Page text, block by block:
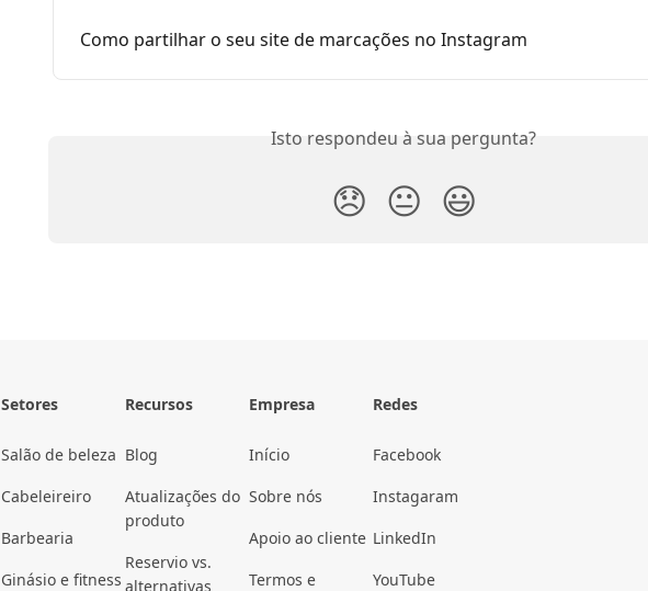
Como partilhar o seu site de marcações no Instagram
Isto respondeu à sua pergunta?
😞 😐 😃
Setores
Salão de beleza
Cabeleireiro
Barbearia
Ginásio e fitness
Recursos
Blog
Atualizações do
produto
Reservio vs.
alternativas
Empresa
Início
Sobre nós
Apoio ao cliente
Termos e
Redes
Facebook
Instagaram
LinkedIn
YouTube